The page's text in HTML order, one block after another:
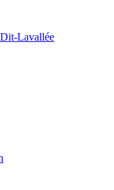
Lavallée